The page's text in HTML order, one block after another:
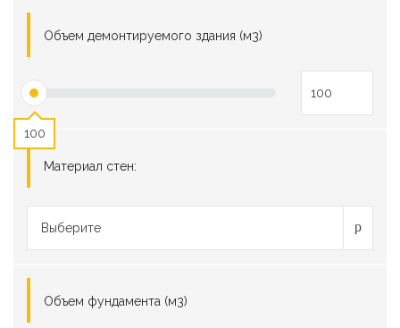
Объем демонтируемого здания (м3)
100
Материал стен:
Выберите
Объем фундамента (м3)